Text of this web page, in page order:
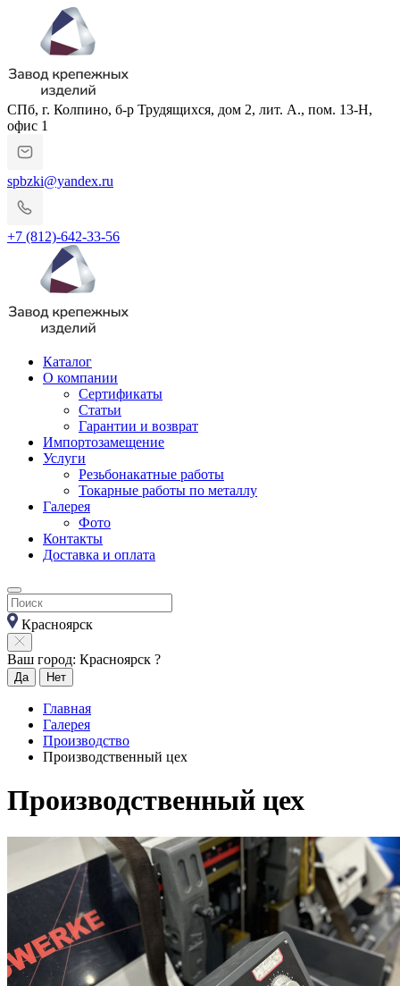
СПб, г. Колпино, б-р Трудящихся, дом 2, лит. А., пом. 13-Н,
офис 1
spbzki@yandex.ru
+7 (812)-642-33-56
Каталог
О компании
Сертификаты
Статьи
Гарантии и возврат
Импортозамещение
Услуги
Резьбонакатные работы
Токарные работы по металлу
Галерея
Фото
Контакты
Доставка и оплата
Красноярск
Ваш город: Красноярск ?
Да Нет
Главная
Галерея
Производство
Производственный цех
Производственный цех